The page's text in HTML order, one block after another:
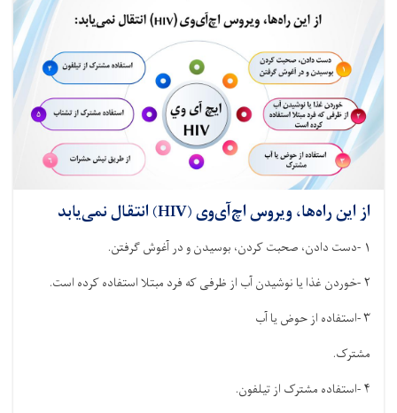
ثالثی
کشور،
۴۷۸۷۸۷
عملیات
جراحی
اجرا
شده
است
از این راه‌ها، ویروس اچ‌آی‌وی (HIV) انتقال نمی‌یابد
۱ -دست دادن، صحبت کردن، بوسیدن و در آغوش گرفتن.
۲-خوردن غذا یا نوشیدن آب از ظرفی که فرد مبتلا استفاده کرده است.
۳-استفاده از حوض یا آب
مشترک.
۴-استفاده مشترک از تیلفون.